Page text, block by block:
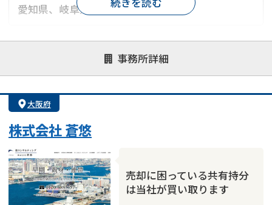
事務所詳細
愛知県、岐阜県、三重県
対応が親身 オンライン面談可能
レスポンスが早い
1億円以上の買取可
大阪府
株式会社 蒼悠
売却に困っている共有持分
は当社が買い取ります